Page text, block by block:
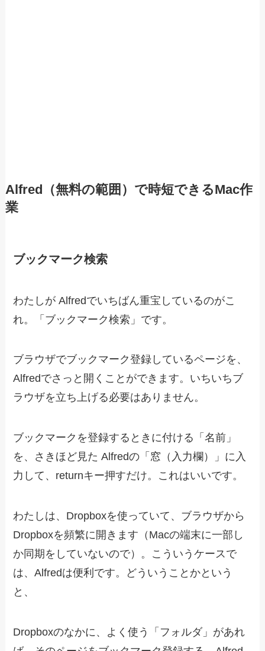
Alfred（無料の範囲）で時短できるMac作
業
ブックマーク検索
わたしが Alfredでいちばん重宝しているのがこ
れ。「ブックマーク検索」です。
ブラウザでブックマーク登録しているページを、
Alfredでさっと開くことができます。いちいちブ
ラウザを立ち上げる必要はありません。
ブックマークを登録するときに付ける「名前」
を、さきほど見た Alfredの「窓（入力欄）」に入
力して、returnキー押すだけ。これはいいです。
わたしは、Dropboxを使っていて、ブラウザから
Dropboxを頻繁に開きます（Macの端末に一部し
か同期をしていないので）。こういうケースで
は、Alfredは便利です。どういうことかという
と、
Dropboxのなかに、よく使う「フォルダ」があれ